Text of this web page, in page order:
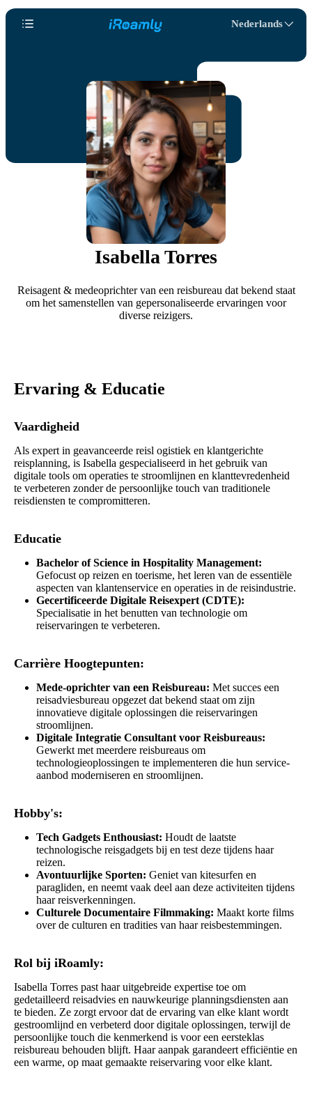
Nederlands
Isabella Torres
Reisagent & medeoprichter van een reisbureau dat bekend staat
om het samenstellen van gepersonaliseerde ervaringen voor
diverse reizigers.
Ervaring & Educatie
Vaardigheid
Als expert in geavanceerde reisl ogistiek en klantgerichte
reisplanning, is Isabella gespecialiseerd in het gebruik van
digitale tools om operaties te stroomlijnen en klanttevredenheid
te verbeteren zonder de persoonlijke touch van traditionele
reisdiensten te compromitteren.
Educatie
Bachelor of Science in Hospitality Management:
Gefocust op reizen en toerisme, het leren van de essentiële
aspecten van klantenservice en operaties in de reisindustrie.
Gecertificeerde Digitale Reisexpert (CDTE):
Specialisatie in het benutten van technologie om
reiservaringen te verbeteren.
Carrière Hoogtepunten:
Mede-oprichter van een Reisbureau: Met succes een
reisadviesbureau opgezet dat bekend staat om zijn
innovatieve digitale oplossingen die reiservaringen
stroomlijnen.
Digitale Integratie Consultant voor Reisbureaus:
Gewerkt met meerdere reisbureaus om
technologieoplossingen te implementeren die hun service-
aanbod moderniseren en stroomlijnen.
Hobby's:
Tech Gadgets Enthousiast: Houdt de laatste
technologische reisgadgets bij en test deze tijdens haar
reizen.
Avontuurlijke Sporten: Geniet van kitesurfen en
paragliden, en neemt vaak deel aan deze activiteiten tijdens
haar reisverkenningen.
Culturele Documentaire Filmmaking: Maakt korte films
over de culturen en tradities van haar reisbestemmingen.
Rol bij iRoamly:
Isabella Torres past haar uitgebreide expertise toe om
gedetailleerd reisadvies en nauwkeurige planningsdiensten aan
te bieden. Ze zorgt ervoor dat de ervaring van elke klant wordt
gestroomlijnd en verbeterd door digitale oplossingen, terwijl de
persoonlijke touch die kenmerkend is voor een eersteklas
reisbureau behouden blijft. Haar aanpak garandeert efficiëntie en
een warme, op maat gemaakte reiservaring voor elke klant.